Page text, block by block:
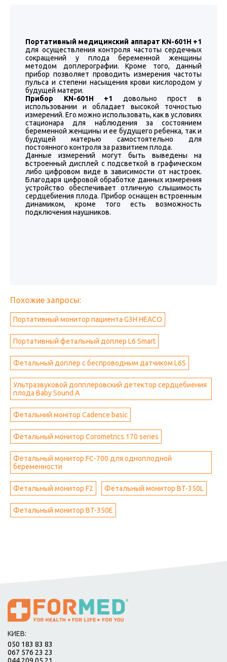
Портативный медицинский аппарат KN-601H +1
для осуществления контроля частоты сердечных
сокращений у плода беременной женщины
методом доплерографии. Кроме того, данный
прибор позволяет проводить измерения частоты
пульса и степени насыщения крови кислородом у
будущей матери.
Прибор KN-601H +1 довольно прост в
использовании и обладает высокой точностью
измерений. Его можно использовать, как в условиях
стационара для наблюдения за состоянием
беременной женщины и ее будущего ребенка, так и
будущей матерью самостоятельно для
постоянного контроля за развитием плода.
Данные измерений могут быть выведены на
встроенный дисплей с подсветкой в графическом
либо цифровом виде в зависимости от настроек.
Благодаря цифровой обработке данных измерения
устройство обеспечивает отличную слышимость
сердцебиения плода. Прибор оснащен встроенным
динамиком, кроме того есть возможность
подключения наушников.
Похожие запросы:
Портативный монитор пациента G3H HEACO
Портативный фетальный доплер L6 Smart
Фетальный доплер с беспроводным датчиком L6S
Ультразвуковой допплеровский детектор сердцебиения
плода Baby Sound A
Фетальний монітор Cadence basic
Фетальный монитор Corometrics 170 series
Фетальный монитор FC-700 для одноплодной
беременности
Фетальный монитор F2 Фетальный монитор BT-350L
Фетальный монитор BT-350E
КИЕВ:
050 183 83 83
067 576 23 23